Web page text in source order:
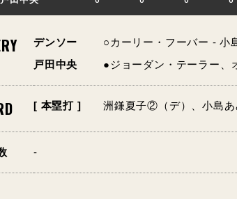
デンソー
○カーリー・フーバー - 小
戸田中央
●ジョーダン・テーラー、
[ 本塁打 ] 洲鎌夏子②（デ）、小島あ
-